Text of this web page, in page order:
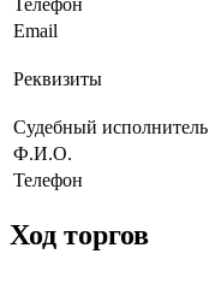
Email
Реквизиты
Судебный исполнитель
Ф.И.О.
Телефон
Ход торгов